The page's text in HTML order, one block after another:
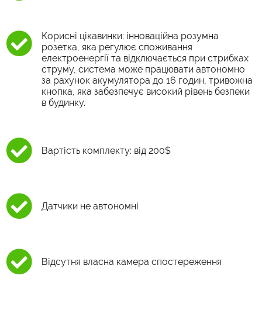
Корисні цікавинки: інноваційна розумна
розетка, яка регулює споживання
електроенергії та відключається при стрибках
струму, система може працювати автономно
за рахунок акумулятора до 16 годин, тривожна
кнопка, яка забезпечує високий рівень безпеки
в будинку.
Вартість комплекту: від 200$
Датчики не автономні
Відсутня власна камера спостереження